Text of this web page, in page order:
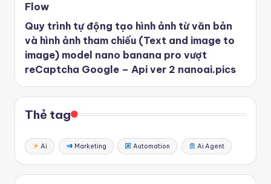
Flow
Quy trình tự động tạo hình ảnh từ văn bản
và hình ảnh tham chiếu (Text and image to
image) model nano banana pro vượt
reCaptcha Google – Api ver 2 nanoai.pics
Thẻ tag
Ai Marketing Automation Ai Agent